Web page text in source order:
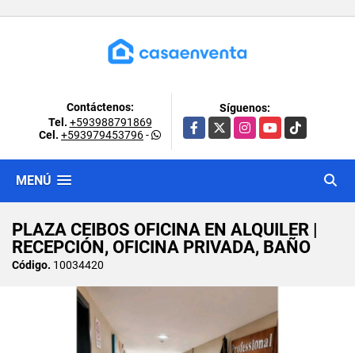
Contáctenos:
Tel. +593988791869
Cel. +593979453796-
Síguenos:
Facebook
X InstagramYouTubeTikTok
MENÚ
PLAZA CEIBOS OFICINA EN ALQUILER |
RECEPCIÓN, OFICINA PRIVADA, BAÑO
Código. 10034420